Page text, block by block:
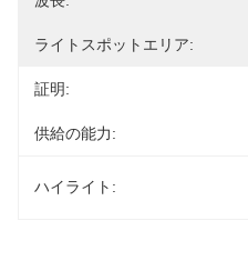
ライトスポットエリア:
証明:
供給の能力:
ハイライト: